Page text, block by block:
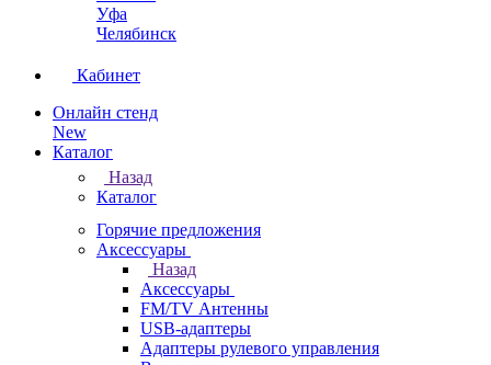
Уфа
Челябинск
Кабинет
Онлайн стенд
New
Каталог
Назад
Каталог
Горячие предложения
Аксессуары
Назад
Аксессуары
FM/TV Антенны
USB-адаптеры
Адаптеры рулевого управления